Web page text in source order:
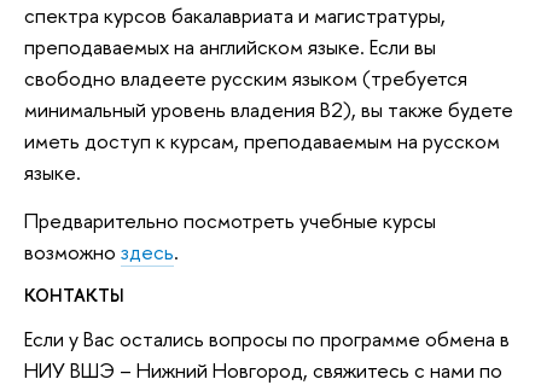
спектра курсов бакалавриата и магистратуры,
преподаваемых на английском языке. Если вы
свободно владеете русским языком (требуется
минимальный уровень владения B2), вы также будете
иметь доступ к курсам, преподаваемым на русском
языке.
Предварительно посмотреть учебные курсы
возможно здесь.
КОНТАКТЫ
Если у Вас остались вопросы по программе обмена в
НИУ ВШЭ – Нижний Новгород, свяжитесь с нами по